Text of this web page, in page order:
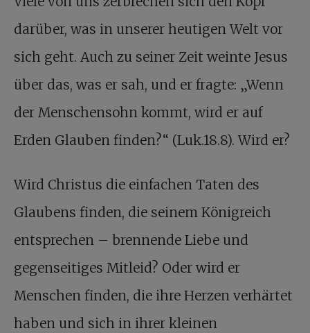
darüber, was in unserer heutigen Welt vor
sich geht. Auch zu seiner Zeit weinte Jesus
über das, was er sah, und er fragte: „Wenn
der Menschensohn kommt, wird er auf
Erden Glauben finden?“ (Luk.18.8). Wird er?
Wird Christus die einfachen Taten des
Glaubens finden, die seinem Königreich
entsprechen – brennende Liebe und
gegenseitiges Mitleid? Oder wird er
Menschen finden, die ihre Herzen verhärtet
haben und sich in ihrer kleinen